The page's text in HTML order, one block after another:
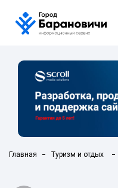
Главная Туризм и отдых